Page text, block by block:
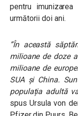
pentru
următorii doi ani.
”În această
milioane de doze
milioane de
SUA și China.
populația adultă
spus Ursula von